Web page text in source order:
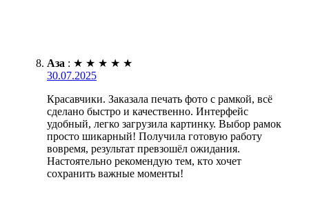
Аза : ★ ★ ★ ★ ★
30.07.2025
Красавчики. Заказала печать фото с рамкой, всё
сделано быстро и качественно. Интерфейс
удобный, легко загрузила картинку. Выбор рамок
просто шикарный! Получила готовую работу
вовремя, результат превзошёл ожидания.
Настоятельно рекомендую тем, кто хочет
сохранить важные моменты!